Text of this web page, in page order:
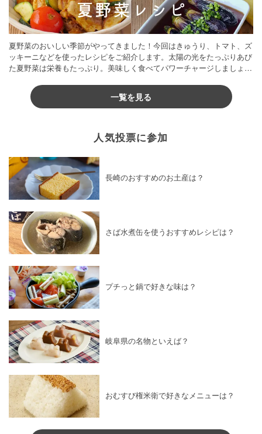
夏野菜のおいしい季節がやってきました！今回はきゅうり、トマト、ズ
ッキーニなどを使ったレシピをご紹介します。太陽の光をたっぷりあび
た夏野菜は栄養もたっぷり。美味しく食べてパワーチャージしましょう
一覧を見る
人気投票に参加
長崎のおすすめのお土産は？
さば水煮缶を使うおすすめレシピは？
プチっと鍋で好きな味は？
岐阜県の名物といえば？
おむすび権米衛で好きなメニューは？